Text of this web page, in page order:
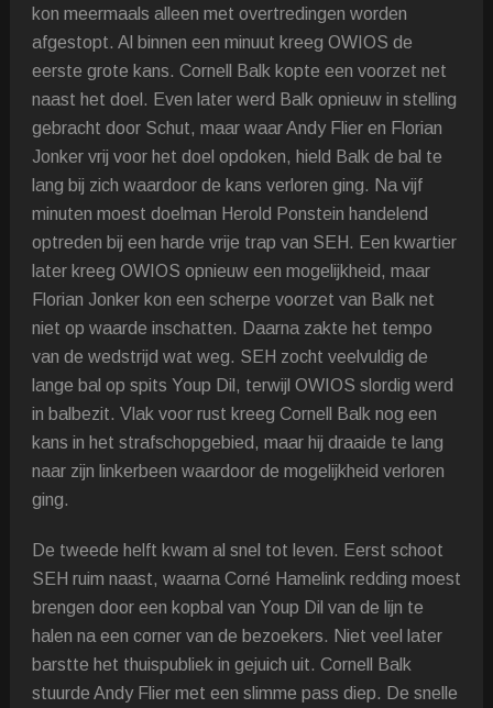
kon meermaals alleen met overtredingen worden
afgestopt. Al binnen een minuut kreeg OWIOS de
eerste grote kans. Cornell Balk kopte een voorzet net
naast het doel. Even later werd Balk opnieuw in stelling
gebracht door Schut, maar waar Andy Flier en Florian
Jonker vrij voor het doel opdoken, hield Balk de bal te
lang bij zich waardoor de kans verloren ging. Na vijf
minuten moest doelman Herold Ponstein handelend
optreden bij een harde vrije trap van SEH. Een kwartier
later kreeg OWIOS opnieuw een mogelijkheid, maar
Florian Jonker kon een scherpe voorzet van Balk net
niet op waarde inschatten. Daarna zakte het tempo
van de wedstrijd wat weg. SEH zocht veelvuldig de
lange bal op spits Youp Dil, terwijl OWIOS slordig werd
in balbezit. Vlak voor rust kreeg Cornell Balk nog een
kans in het strafschopgebied, maar hij draaide te lang
naar zijn linkerbeen waardoor de mogelijkheid verloren
ging.
De tweede helft kwam al snel tot leven. Eerst schoot
SEH ruim naast, waarna Corné Hamelink redding moest
brengen door een kopbal van Youp Dil van de lijn te
halen na een corner van de bezoekers. Niet veel later
barstte het thuispubliek in gejuich uit. Cornell Balk
stuurde Andy Flier met een slimme pass diep. De snelle